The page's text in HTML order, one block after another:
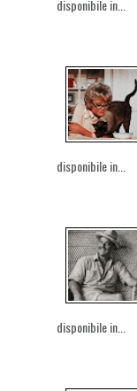
disponibile in...
disponibile in...
disponibile in...